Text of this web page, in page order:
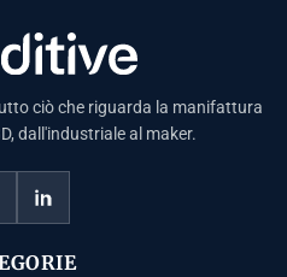
ciò che riguarda la manifattura
dall'industriale al maker.